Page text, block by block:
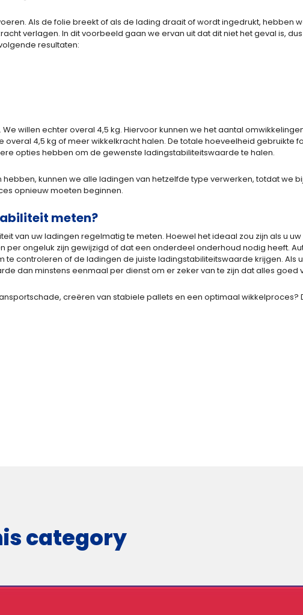
Als de folie breekt of als de lading draait of wordt ingedrukt, hebben
verlagen. In dit voorbeeld gaan we ervan uit dat dit niet het geval is, dus
resultaten:
willen echter overal 4,5 kg. Hiervoor kunnen we het aantal
4,5 kg of meer wikkelkracht halen. De totale hoeveelheid gebruikte
opties hebben om de gewenste ladingstabiliteitswaarde te halen.
kunnen we alle ladingen van hetzelfde type verwerken, totdat we
opnieuw moeten beginnen.
meten?
van uw ladingen regelmatig te meten. Hoewel het ideaal zou zijn als u
per ongeluk zijn gewijzigd of dat een onderdeel onderhoud nodig heeft.
controleren of de ladingen de juiste ladingstabiliteitswaarde krijgen. Als
dan minstens eenmaal per dienst om er zeker van te zijn dat alles goed
creëren van stabiele pallets en een optimaal
category